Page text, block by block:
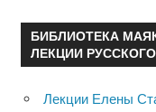
БИБЛИОТЕКА
ЛЕКЦИИ
Лекции Елены